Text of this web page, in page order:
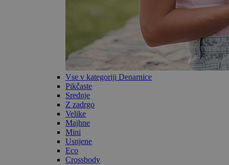
Vse v kategoriji Denarnice
Pikčaste
Srednje
Z zadrgo
Velike
Majhne
Mini
Usnjene
Eco
Crossbody